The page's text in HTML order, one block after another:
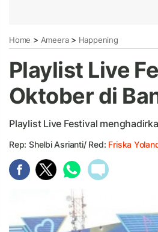
Home > Ameera> Happening
Playlist Live
Oktober di
Playlist Live Festival
Rep: Shelbi Asrianti/ Red: Friska